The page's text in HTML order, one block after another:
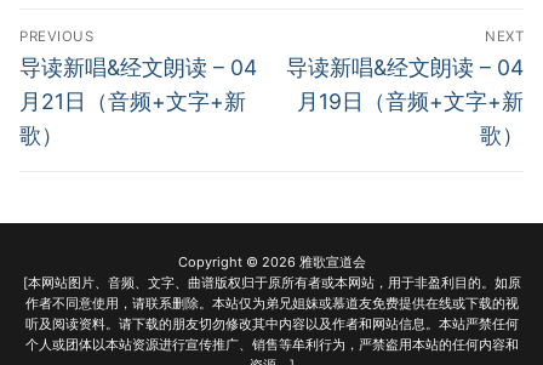
Post
navigation
PREVIOUS
Previous
post:
导读新唱&经文朗读 – 04
月21日（音频+文字+新
歌）
NEXT
Next
post:
导读新唱&经文朗读 – 04
月19日（音频+文字+新
歌）
Copyright © 2026 雅歌宣道会
[本网站图片、音频、文字、曲谱版权归于原所有者或本网站，用于非盈利目的。如原
作者不同意使用，请联系删除。本站仅为弟兄姐妹或慕道友免费提供在线或下载的视
听及阅读资料。请下载的朋友切勿修改其中内容以及作者和网站信息。本站严禁任何
个人或团体以本站资源进行宣传推广、销售等牟利行为，严禁盗用本站的任何内容和